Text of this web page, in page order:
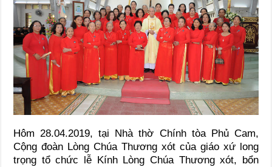
Hôm 28.04.2019, tại Nhà thờ Chính tòa Phủ Cam,
Cộng đoàn Lòng Chúa Thương xót của giáo xứ long
trọng tổ chức lễ Kính Lòng Chúa Thương xót, bổn